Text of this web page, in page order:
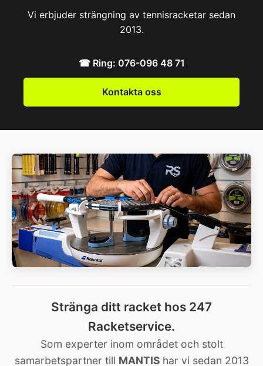
Vi erbjuder strängning av tennisracketar sedan
2013.
☎︎ Ring: 076-096 48 71
Kontakta oss
Stränga ditt racket hos 247
Racketservice.
Som experter inom området och stolt
samarbetspartner till MANTIS har vi sedan 2013